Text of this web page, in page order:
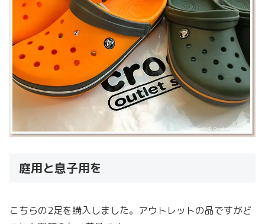
庭用と息子用を
こちらの2足を購入しました。アウトレットの品ですがど